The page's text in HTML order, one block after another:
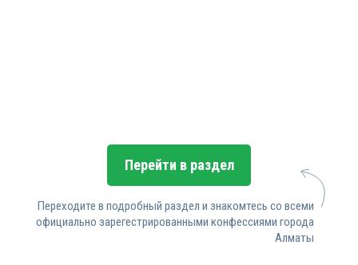
Перейти в раздел
Переходите в подробный раздел и знакомтесь со всеми
официально зарегестрированными конфессиями города
Алматы